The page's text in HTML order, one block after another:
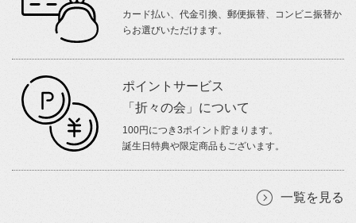
カード払い、代金引換、郵便振替、コンビニ振替か
らお選びいただけます。
ポイントサービス
「折々の会」について
100円につき3ポイント貯まります。
誕生日特典や限定商品もございます。
一覧を見る